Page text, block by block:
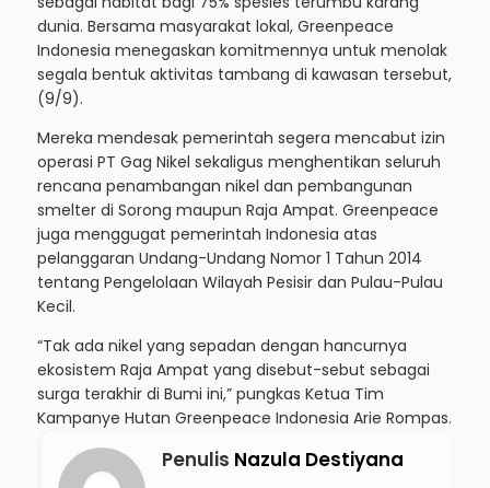
dunia. Bersama masyarakat lokal, Greenpeace
Indonesia menegaskan komitmennya untuk menolak
segala bentuk aktivitas tambang di kawasan tersebut,
(9/9).
Mereka mendesak pemerintah segera mencabut izin
operasi PT Gag Nikel sekaligus menghentikan seluruh
rencana penambangan nikel dan pembangunan
smelter di Sorong maupun Raja Ampat. Greenpeace
juga menggugat pemerintah Indonesia atas
pelanggaran Undang-Undang Nomor 1 Tahun 2014
tentang Pengelolaan Wilayah Pesisir dan Pulau-Pulau
Kecil.
“Tak ada nikel yang sepadan dengan hancurnya
ekosistem Raja Ampat yang disebut-sebut sebagai
surga terakhir di Bumi ini,” pungkas Ketua Tim
Kampanye Hutan Greenpeace Indonesia Arie Rompas.
Penulis Nazula Destiyana